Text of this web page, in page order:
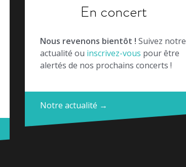
En concert
Nous revenons bientôt ! Suivez notre
actualité ou inscrivez-vous pour être
alertés de nos prochains concerts !
Notre actualité →